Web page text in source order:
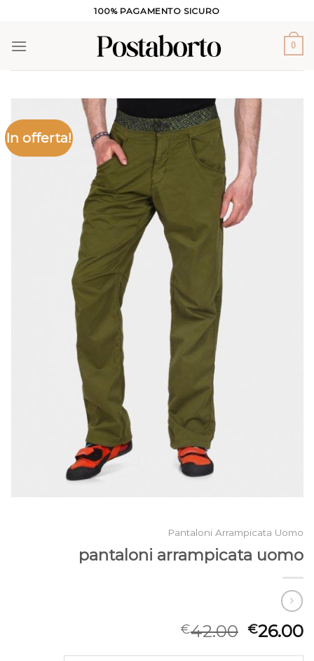
contenuti
100% PAGAMENTO SICURO
0
In offerta!
Pantaloni Arrampicata Uomo
pantaloni arrampicata uomo
€42.00 €26.00